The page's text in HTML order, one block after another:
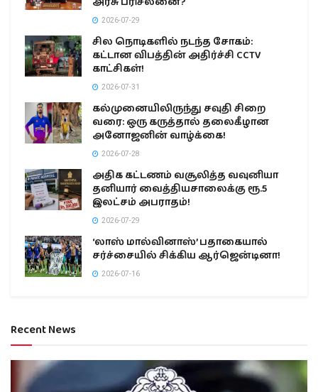
2026-07-29
சில நொடிகளில் நடந்த சோகம்:
கட்டான விபத்தின் அதிர்ச்சி CCTV
காட்சிகள்!
2026-07-31
கல்முனையிலிருந்து சவுதி சிறை
வரை: ஒரு கருத்தால் தலைகீழான
அனோஜனின் வாழ்க்கை!
2026-07-28
அதிக கட்டணம் வசூலித்த வவுனியா
தனியார் வைத்தியசாலைக்கு ரூ.5
இலட்சம் அபராதம்!
2026-07-29
‘லாஸ் மால்வினாஸ்’ பதாகையால்
சர்ச்சையில் சிக்கிய ஆர்ஜென்டினா!
2026-07-16
Recent News